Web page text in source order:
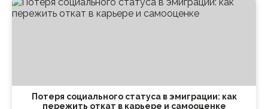
Потеря социального статуса в эмиграции: как
пережить откат в карьере и самооценке